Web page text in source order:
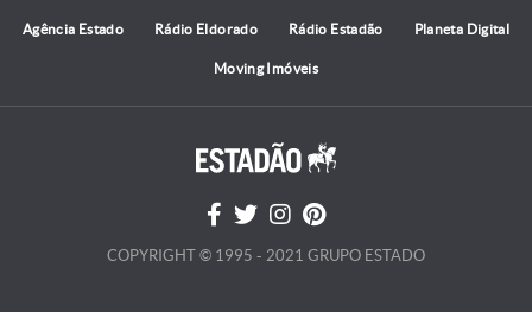
Agência Estado Rádio Eldorado Rádio Estadão Planeta Digital
Moving Imóveis
COPYRIGHT © 1995 - 2021 GRUPO ESTADO